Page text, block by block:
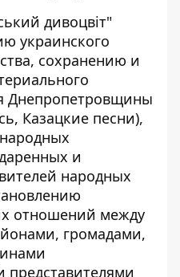
дивоцвіт"
украинского
сохранению и
Днепропетровщины
Казацкие песни),
и
народных
отношений между
громадами,